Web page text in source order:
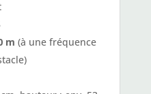
m (à une fréquence